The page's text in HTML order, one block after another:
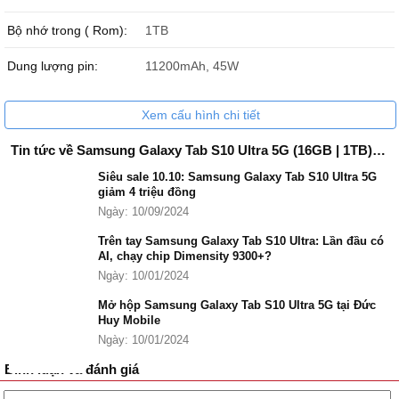
Đánh giá Samsung Galaxy Tab S10 Ultra 1TB
Nếu nhìn về thiết kế ngoại hình, bạn đừng vội đánh giá ngay là
cấp so với phiên bản cũ. Ngược lại, Samsung Galaxy Tab S10 Ultra
1TB là một sản phẩm có rất nhiều nâng cấp phần mềm đáng chú ý,
Bộ nhớ trong ( Rom): 1TB
Dung lượng pin: 11200mAh, 45W
Xem cấu hình chi tiết
Tin tức về Samsung Galaxy Tab S10 Ultra 5G (16GB | 1TB) Chính Hãng
Siêu sale 10.10: Samsung Galaxy Tab S10 Ultra 5G
giảm 4 triệu đồng
Ngày: 10/09/2024
Trên tay Samsung Galaxy Tab S10 Ultra: Lần đầu có
AI, chạy chip Dimensity 9300+?
Ngày: 10/01/2024
Mở hộp Samsung Galaxy Tab S10 Ultra 5G tại Đức
Huy Mobile
Ngày: 10/01/2024
Bình luận và đánh giá